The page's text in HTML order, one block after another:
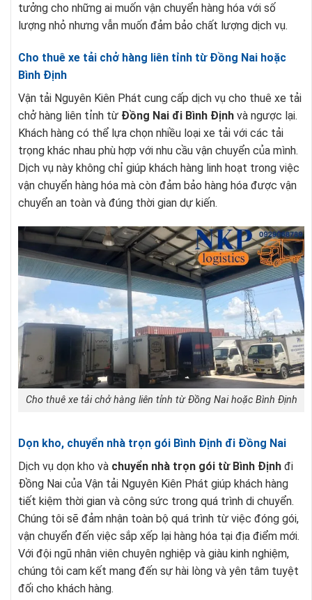
tưởng cho những ai muốn vận chuyển hàng hóa với số
lượng nhỏ nhưng vẫn muốn đảm bảo chất lượng dịch vụ.
Cho thuê xe tải chở hàng liên tỉnh từ Đồng Nai hoặc
Bình Định
Vận tải Nguyên Kiên Phát cung cấp dịch vụ cho thuê xe tải
chở hàng liên tỉnh từ Đồng Nai đi Bình Định và ngược lại.
Khách hàng có thể lựa chọn nhiều loại xe tải với các tải
trọng khác nhau phù hợp với nhu cầu vận chuyển của mình.
Dịch vụ này không chỉ giúp khách hàng linh hoạt trong việc
vận chuyển hàng hóa mà còn đảm bảo hàng hóa được vận
chuyển an toàn và đúng thời gian dự kiến.
Cho thuê xe tải chở hàng liên tỉnh từ Đồng Nai hoặc Bình Định
Dọn kho, chuyển nhà trọn gói Bình Định đi Đồng Nai
Dịch vụ dọn kho và chuyển nhà trọn gói từ Bình Định đi
Đồng Nai của Vận tải Nguyên Kiên Phát giúp khách hàng
tiết kiệm thời gian và công sức trong quá trình di chuyển.
Chúng tôi sẽ đảm nhận toàn bộ quá trình từ việc đóng gói,
vận chuyển đến việc sắp xếp lại hàng hóa tại địa điểm mới.
Với đội ngũ nhân viên chuyên nghiệp và giàu kinh nghiệm,
chúng tôi cam kết mang đến sự hài lòng và yên tâm tuyệt
đối cho khách hàng.